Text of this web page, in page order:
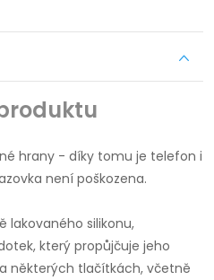
hrany - díky tomu je telefon i
není poškozena.
lakovaného silikonu,
který propůjčuje jeho
některých tlačítkách, včetně